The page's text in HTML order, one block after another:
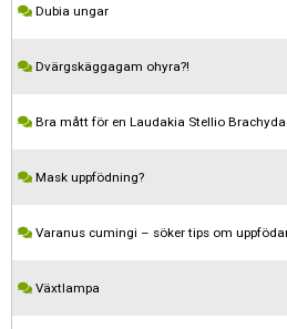
Dubia ungar
Dvärgskäggagam ohyra?!
Bra mått för en Laudakia Stellio
Mask uppfödning?
Varanus cumingi – söker tips om
Växtlampa